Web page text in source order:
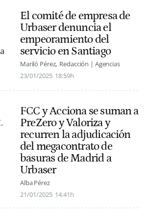
El comité de empresa de
Urbaser denuncia el
empeoramiento del
servicio en Santiago
Mariló Pérez Redacción | Agencias
23/01/2025 18:59h
FCC y Acciona se suman a
PreZero y Valoriza y
recurren la adjudicación
del megacontrato de
basuras de Madrid a
Urbaser
Alba Pérez
21/01/2025 14:41h